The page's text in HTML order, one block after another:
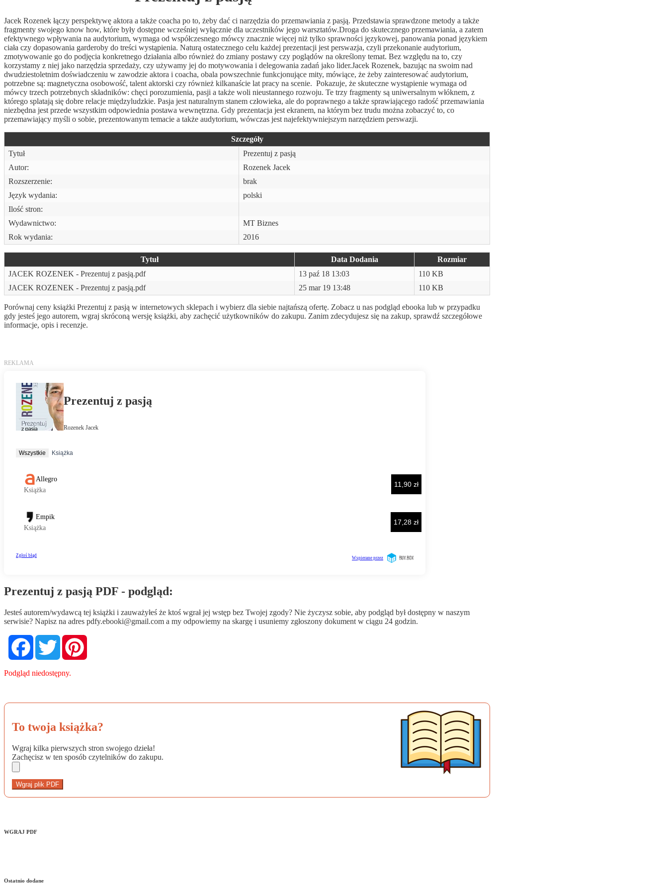
Jacek Rozenek łączy perspektywę aktora a także coacha po to, żeby dać ci narzędzia do przemawiania z pasją. Przedstawia sprawdzone metody a także
fragmenty swojego know how, które były dostępne wcześniej wyłącznie dla uczestników jego warsztatów.Droga do skutecznego przemawiania, a zatem
efektywnego wpływania na audytorium, wymaga od współczesnego mówcy znacznie więcej niż tylko sprawności językowej, panowania ponad językiem
ciała czy dopasowania garderoby do treści wystąpienia. Naturą ostatecznego celu każdej prezentacji jest perswazja, czyli przekonanie audytorium,
zmotywowanie go do podjęcia konkretnego działania albo również do zmiany postawy czy poglądów na określony temat. Bez względu na to, czy
korzystamy z niej jako narzędzia sprzedaży, czy używamy jej do motywowania i delegowania zadań jako lider.Jacek Rozenek, bazując na swoim nad
dwudziestoletnim doświadczeniu w zawodzie aktora i coacha, obala powszechnie funkcjonujące mity, mówiące, że żeby zainteresować audytorium,
potrzebne są: magnetyczna osobowość, talent aktorski czy również kilkanaście lat pracy na scenie. Pokazuje, że skuteczne wystąpienie wymaga od
mówcy trzech potrzebnych składników: chęci porozumienia, pasji a także woli nieustannego rozwoju. Te trzy fragmenty są uniwersalnym włóknem, z
którego splatają się dobre relacje międzyludzkie. Pasja jest naturalnym stanem człowieka, ale do poprawnego a także sprawiającego radość przemawiania
niezbędna jest przede wszystkim odpowiednia postawa wewnętrzna. Gdy prezentacja jest ekranem, na którym bez trudu można zobaczyć to, co
przemawiający myśli o sobie, prezentowanym temacie a także audytorium, wówczas jest najefektywniejszym narzędziem perswazji.
Szczegóły
Tytuł
Prezentuj z pasją
Autor:
Rozenek Jacek
Rozszerzenie:
brak
Język wydania:
polski
Ilość stron:
Wydawnictwo:
MT Biznes
Rok wydania:
2016
Tytuł Data Dodania
Rozmiar
JACEK ROZENEK - Prezentuj z pasją.pdf
13 paź 18 13:03
110 KB
JACEK ROZENEK - Prezentuj z pasją.pdf
25 mar 19 13:48 110 KB
Porównaj ceny książki Prezentuj z pasją w internetowych sklepach i wybierz dla siebie najtańszą ofertę. Zobacz u nas podgląd ebooka lub w przypadku
gdy jesteś jego autorem, wgraj skróconą wersję książki, aby zachęcić użytkowników do zakupu. Zanim zdecydujesz się na zakup, sprawdź szczegółowe
informacje, opis i recenzje.
Prezentuj z pasją PDF - podgląd:
Jesteś autorem/wydawcą tej książki i zauważyłeś że ktoś wgrał jej wstęp bez Twojej zgody? Nie życzysz sobie, aby podgląd był dostępny w naszym
serwisie? Napisz na adres pdfy.ebooki@gmail.com a my odpowiemy na skargę i usuniemy zgłoszony dokument w ciągu 24 godzin.
FacebookTwitter
Podgląd niedostępny.
To twoja książka?
Wgraj kilka pierwszych stron swojego dzieła!
Zachęcisz w ten sposób czytelników do zakupu.
Wgraj plik PDF
WGRAJ PDF
Ostatnio dodane